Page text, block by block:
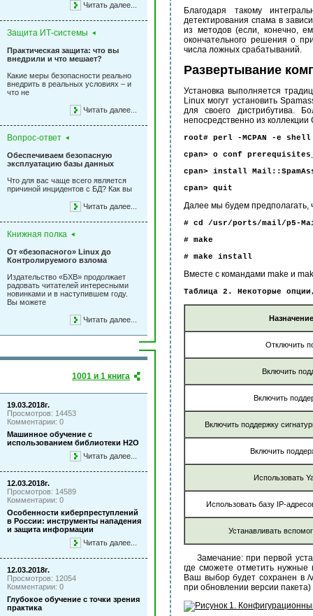
Читать далее...
Защита ИТ-системы
Практическая защита: что вы
внедрили и что мешает?
Какие меры безопасности реально
внедрить в реальных условиях – и
что не
Читать далее...
Вопрос-ответ
Обеспечиваем безопасную
эксплуатацию базы данных
Что для вас чаще всего является
причиной инцидентов с БД? Как вы
Читать далее...
Книжная полка
От «безопасного» Linux до
Контролируемого взлома
Издательство «БХВ» продолжает
радовать читателей интересными
новинками и в наступившем году.
Вы можете
Читать далее...
1001 и 1 книга
19.03.2018г.
Просмотров: 14453
Комментарии: 0
Машинное обучение с
использованием библиотеки Н2О
Читать далее...
12.03.2018г.
Просмотров: 14589
Комментарии: 0
Особенности киберпреступлений
в России: инструменты нападения
и защита информации
Читать далее...
12.03.2018г.
Просмотров: 12054
Комментарии: 0
Глубокое обучение с точки зрения
практика
Благодаря такому
детектирования спама в
из методов (если, конечно,
окончательного решения о
числа ложных срабатываний.
Развертывание
Установка выполняется
Linux могут установить
для своего дистрибутива.
непосредственно из коллекции
root# perl -MCPAN -e shell
cpan> o conf
cpan> install
cpan> quit
Далее мы будем предполагать,
# cd /usr/ports/mail/p5-
# make
# make install
Вместе с командами make и
Таблица 2. Некоторые
Отключить
Включить
Включить
Включить поддержку
Включить
Использовать
Использовать базу IP-
Устанавливать
Замечание: при первой
где сможете отметить нужные
Ваш выбор будет сохранен в /
при обновлении версии